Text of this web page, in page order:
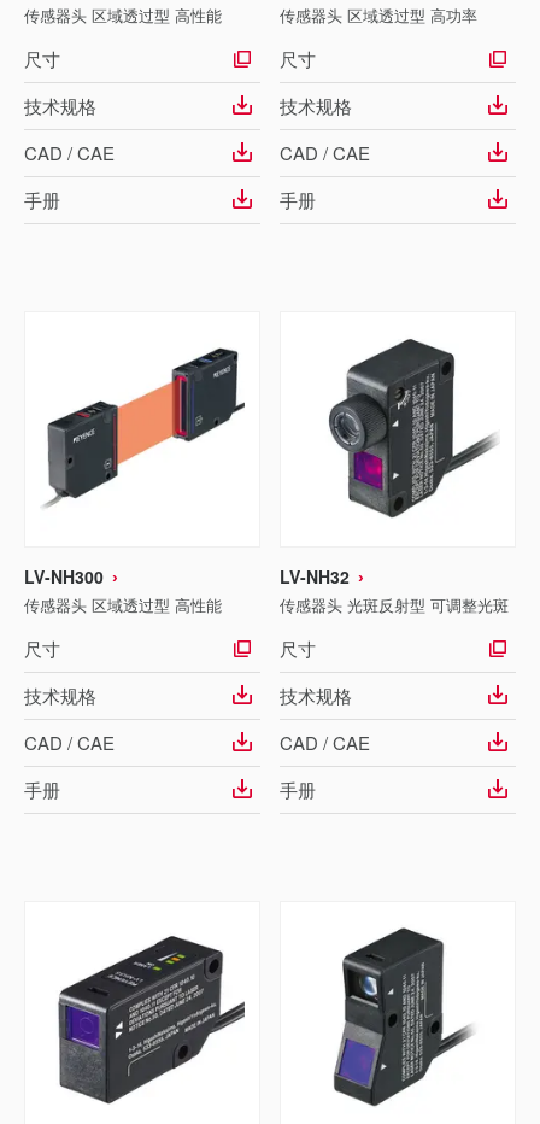
传感器头 区域透过型 高性能
尺寸
技术规格
CAD / CAE
手册
传感器头 区域透过型 高功率
尺寸
技术规格
CAD / CAE
手册
LV-NH300
传感器头 区域透过型 高性能
尺寸
技术规格
CAD / CAE
手册
LV-NH32
传感器头 光斑反射型 可调整光斑
尺寸
技术规格
CAD / CAE
手册